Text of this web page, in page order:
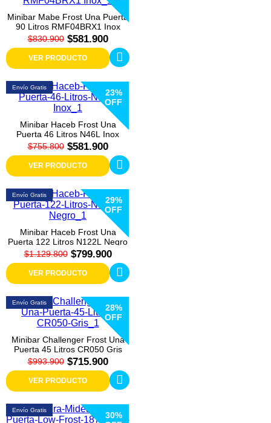
Accesorios
Minibar Mabe Frost Una Puerta
90 Litros RMF04BRX1 Inox
$830.900 $581.900
VER PRODUCTO
Envío Gratis
23%
OFF
Minibar Haceb Frost Una
Puerta 46 Litros N46L Inox
$755.800 $581.900
VER PRODUCTO
Envío Gratis
29%
OFF
Minibar Haceb Frost Una
Puerta 122 Litros N122L Negro
$1.129.800 $799.900
VER PRODUCTO
Envío Gratis
28%
OFF
Minibar Challenger Frost Una
Puerta 45 Litros CR050 Gris
$993.900 $715.900
VER PRODUCTO
Envío Gratis
30%